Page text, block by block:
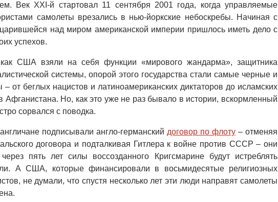
Век XXI-й стартовал 11 сентября 2001 года, когда управляемые
самолеты врезались в нью-йоркские небоскребы. Начиная с
над миром американской империи пришлось иметь дело с
успехов.
США взяли на себя функции «мирового жандарма», защитника
системы, опорой этого государства стали самые черные и
от беглых нацистов и латиноамериканских диктаторов до исламских
Афганистана. Но, как это уже не раз бывало в истории, вскормленный
сорвался с поводка.
подписывали англо-германский договор по флоту – отменяя
договора и подталкивая Гитлера к войне против СССР – они
пять лет силы воссозданного Кригсмарине будут истреблять
А США, которые финансировали в восьмидесятые религиозных
не думали, что спустя несколько лет эти люди направят самолеты